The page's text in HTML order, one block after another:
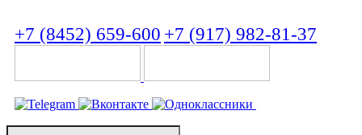
+7 (8452) 659-600 +7 (917) 982-81-37